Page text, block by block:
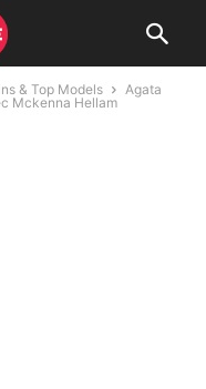
& Top Models
Agata
Mckenna Hellam